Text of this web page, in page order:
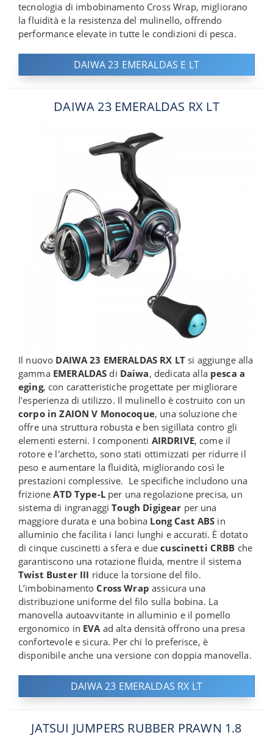
tecnologia di imbobinamento Cross Wrap, migliorano
la fluidità e la resistenza del mulinello, offrendo
performance elevate in tutte le condizioni di pesca.
DAIWA 23 EMERALDAS E LT
DAIWA 23 EMERALDAS RX LT
Il nuovo DAIWA 23 EMERALDAS RX LTsi aggiunge alla
gamma EMERALDAS di Daiwa, dedicata alla pesca a
eging, con caratteristiche progettate per migliorare
l'esperienza di utilizzo. Il mulinello è costruito con un
corpo in ZAION V Monocoque, una soluzione che
offre una struttura robusta e ben sigillata contro gli
elementi esterni. I componenti AIRDRIVE, come il
rotore e l'archetto, sono stati ottimizzati per ridurre il
peso e aumentare la fluidità, migliorando così le
prestazioni complessive. Le specifiche includono una
frizioneATD Type-Lper una regolazione precisa, un
sistema di ingranaggiTough Digigear per una
maggiore durata e una bobina Long Cast ABS in
alluminio che facilita i lanci lunghi e accurati. È dotato
di cinque cuscinetti a sfera e duecuscinetti CRBB che
garantiscono una rotazione fluida, mentre il sistema
Twist Buster III riduce la torsione del filo.
L’imbobinamento Cross Wrap assicura una
distribuzione uniforme del filo sulla bobina. La
manovella autoavvitante in alluminio e il pomello
ergonomico in EVAad alta densità offrono una presa
confortevole e sicura. Per chi lo preferisce, è
disponibile anche una versione con doppia manovella.
DAIWA 23 EMERALDAS RX LT
JATSUI JUMPERS RUBBER PRAWN 1.8